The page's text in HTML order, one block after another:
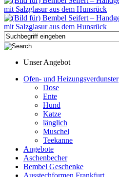
Unser Angebot
Ofen- und Heizungsverdunster
Dose
Ente
Hund
Katze
länglich
Muschel
Teekanne
Angebote
Aschenbecher
Bembel Geschenke
Ausstechformen Frankfurt